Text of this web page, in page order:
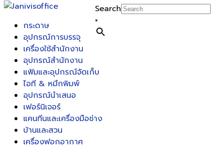
Search
×
กระดาษ
อุปกรณ์การบรรจุ
เครื่องใช้สำนักงาน
อุปกรณ์สำนักงาน
แฟ้มและอุปกรณ์จัดเก็บ
ไอที & หมึกพิมพ์
อุปกรณ์นำเสนอ
เฟอร์นิเจอร์
แคนทีนและเครื่องมือช่าง
บ้านและสวน
เครื่องฟอกอากาศ